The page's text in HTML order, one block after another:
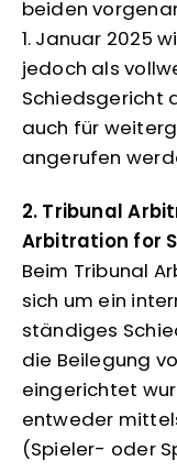
beiden
1. Januar 2025
jedoch als
Schiedsgericht
auch für
angerufen
2. Tribunal
Arbitration for
Beim Tribunal
sich um ein
ständiges
die Beilegung
eingerichtet
entweder
(Spieler- oder